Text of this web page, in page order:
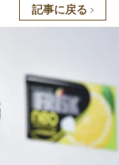
記事に戻る